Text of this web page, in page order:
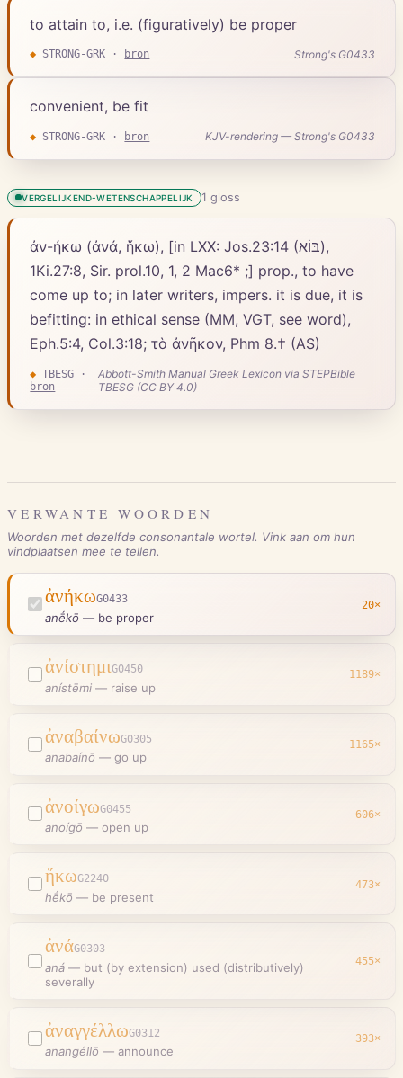
to attain to, i.e. (figuratively) be proper
◆ STRONG-GRK · bron Strong's G0433
convenient, be fit
◆ STRONG-GRK · bron KJV-rendering — Strong's G0433
VERGELIJKEND-WETENSCHAPPELIJK 1 gloss
ἀν-ήκω (ἀνά, ἥκω), [in LXX: Jos.23:14 (בּוֹא),
1Ki.27:8, Sir. prol.10, 1, 2 Mac6* ;] prop., to have
come up to; in later writers, impers. it is due, it is
befitting: in ethical sense (MM, VGT, see word),
Eph.5:4, Col.3:18; τὸ ἀνῆκον, Phm 8.† (AS)
◆ TBESG ·
bron
Abbott-Smith Manual Greek Lexicon via STEPBible
TBESG (CC BY 4.0)
VERWANTE WOORDEN
Woorden met dezelfde consonantale wortel. Vink aan om hun
vindplaatsen mee te tellen.
ἀνήκωG0433
anḗkō — be proper
20×
ἀνίστημιG0450
anístēmi — raise up
1189×
ἀναβαίνωG0305
anabaínō — go up
1165×
ἀνοίγωG0455
anoígō — open up
606×
ἥκωG2240
hḗkō — be present
473×
ἀνάG0303
aná — but (by extension) used (distributively)
severally
455×
ἀναγγέλλωG0312
anangéllō — announce
393×